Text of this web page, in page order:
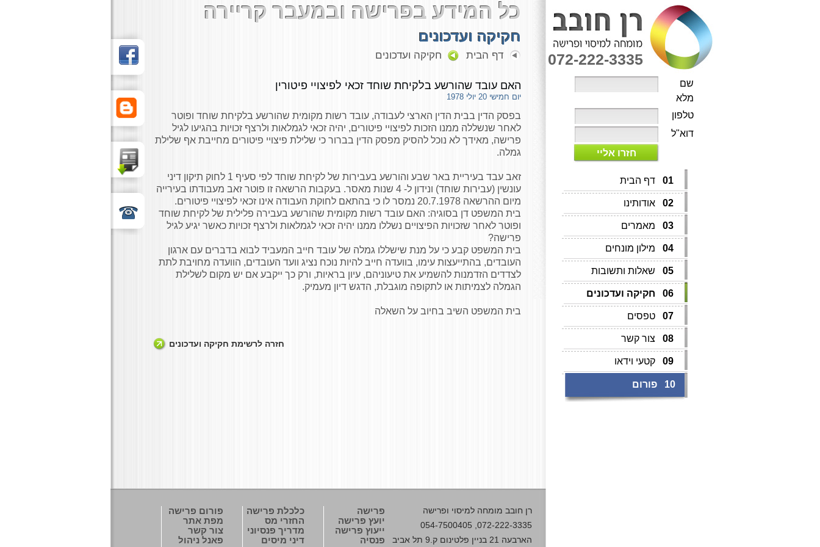
072-222-3335
שם
מלא
טלפון
דוא"ל
חזרו אליי
01 דף הבית
02 אודותינו
03 מאמרים
04 מילון מונחים
05 שאלות ותשובות
06 חקיקה ועדכונים
07 טפסים
08 צור קשר
09 קטעי וידאו
10 פורום
כל המידע בפרישה ובמעבר קריירה
חקיקה ועדכונים
דף הבית חקיקה ועדכונים
האם עובד שהורשע בלקיחת שוחד זכאי לפיצויי פיטורין
יום חמישי 20 יולי 1978
בפסק הדין בבית הדין הארצי לעבודה, עובד רשות מקומית שהורשע בלקיחת שוחד ופוטר
לאחר שנשללה ממנו הזכות לפיצויי פיטורים, יהיה זכאי לגמלאות ולרצף זכויות בהגיעו לגיל
פרישה, מאידך לא נוכל להסיק מפסק הדין בברור כי שלילת פיצויי פיטורים מחייבת אף שלילת
גמלה.
זאב עבד בעיריית באר שבע והורשע בעבירות של לקיחת שוחד לפי סעיף 1 לחוק תיקון דיני
עונשין (עבירות שוחד) ונידון ל- 4 שנות מאסר. בעקבות הרשאה זו פוטר זאב מעבודתו בעירייה
מיום ההרשאה 20.7.1978 נמסר לו כי בהתאם לחוקת העבודה אינו זכאי לפיצויי פיטורים.
בית המשפט דן בסוגיה: האם עובד רשות מקומית שהורשע בעבירה פלילית של לקיחת שוחד
ופוטר לאחר שזכויות הפיצויים נשללו ממנו יהיה זכאי לגמלאות ולרצף זכויות כאשר יגיע לגיל
פרישה?
בית המשפט קבע כי על מנת שישללו גמלה של עובד חייב המעביד לבוא בדברים עם ארגון
העובדים, בהתייעצות עימו, בוועדה חייב להיות נוכח נציג וועד העובדים, הוועדה מחויבת לתת
לצדדים הזדמנות להשמיע את טיעוניהם, עיון בראיות, ורק כך ייקבע אם יש מקום לשלילת
הגמלה לצמיתות או לתקופה מוגבלת, הדגש דיון מעמיק.
בית המשפט השיב בחיוב על השאלה
חזרה לרשימת חקיקה ועדכונים
רן חובב מומחה למיסוי ופרישה
072-222-3335, 054-7500405
הארבעה 21 בניין פלטינום ק.9 תל אביב
פרישה
יועץ פרישה
ייעוץ פרישה
פנסיה
כלכלת פרישה
החזרי מס
מדריך פנסיוני
דיני מיסים
פורום פרישה
מפת אתר
צור קשר
פאנל ניהול